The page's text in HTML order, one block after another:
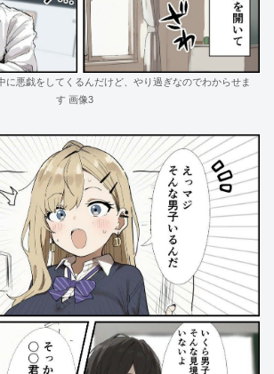
に悪戯をしてくるんだけど、やり過ぎなのでわからせま
す 画像3